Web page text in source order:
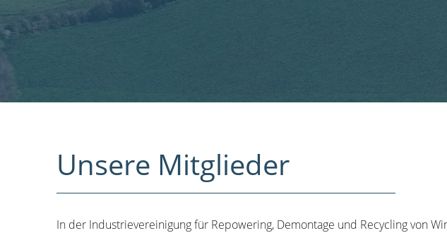
Unsere Mitglieder
In der Industrievereinigung für Repowering, Demontage und Recycling von